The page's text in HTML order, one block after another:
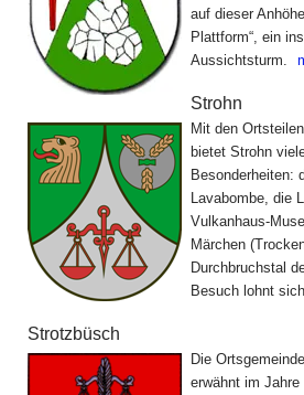
auf dieser
Plattform“, ein
Aussichtsturm.
Strohn
Mit den
bietet Strohn
Besonderheiten:
Lavabombe, die
Vulkanhaus-
Märchen
Durchbruchstal
Besuch lohnt
Strotzbüsch
Die
erwähnt im